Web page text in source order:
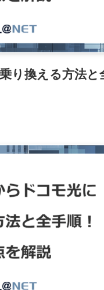
り換える方法と